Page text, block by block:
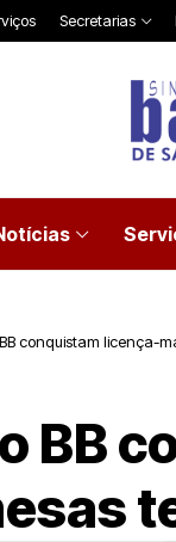
Secretarias
conquistam licença-
BB